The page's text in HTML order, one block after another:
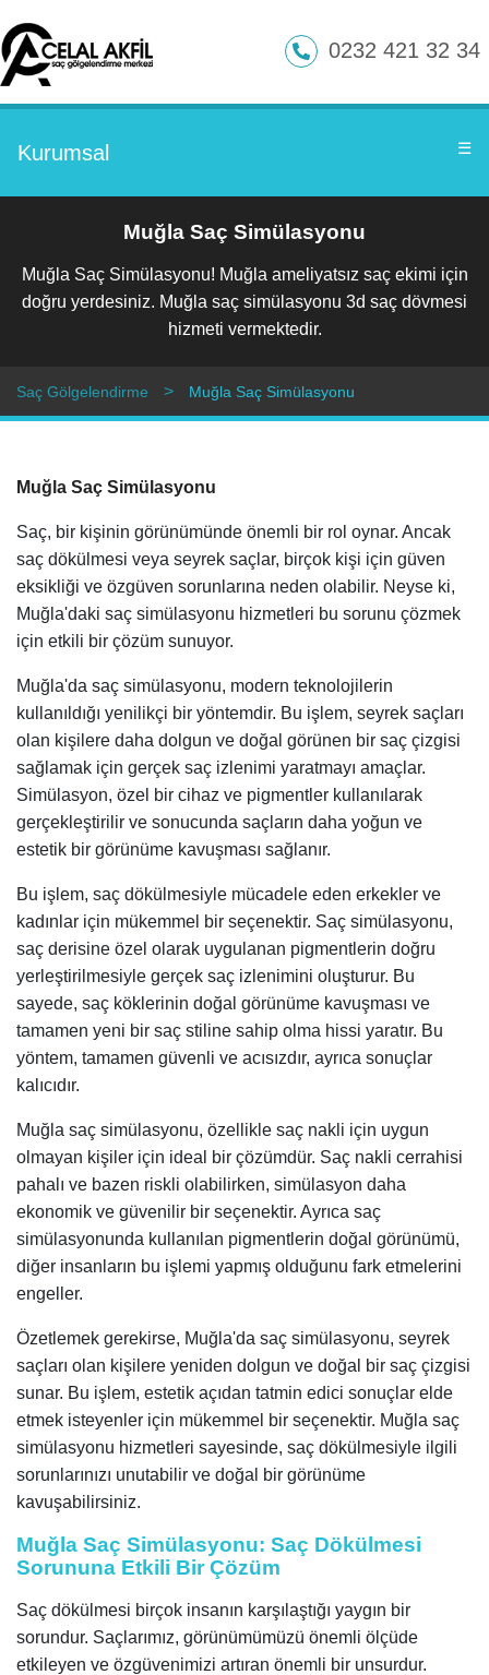
0232 421 32 34
Kurumsal ☰
Muğla Saç Simülasyonu
Muğla Saç Simülasyonu! Muğla ameliyatsız saç ekimi için
doğru yerdesiniz. Muğla saç simülasyonu 3d saç dövmesi
hizmeti vermektedir.
Saç Gölgelendirme Muğla Saç Simülasyonu
Muğla Saç Simülasyonu
Saç, bir kişinin görünümünde önemli bir rol oynar. Ancak
saç dökülmesi veya seyrek saçlar, birçok kişi için güven
eksikliği ve özgüven sorunlarına neden olabilir. Neyse ki,
Muğla'daki saç simülasyonu hizmetleri bu sorunu çözmek
için etkili bir çözüm sunuyor.
Muğla'da saç simülasyonu, modern teknolojilerin
kullanıldığı yenilikçi bir yöntemdir. Bu işlem, seyrek saçları
olan kişilere daha dolgun ve doğal görünen bir saç çizgisi
sağlamak için gerçek saç izlenimi yaratmayı amaçlar.
Simülasyon, özel bir cihaz ve pigmentler kullanılarak
gerçekleştirilir ve sonucunda saçların daha yoğun ve
estetik bir görünüme kavuşması sağlanır.
Bu işlem, saç dökülmesiyle mücadele eden erkekler ve
kadınlar için mükemmel bir seçenektir. Saç simülasyonu,
saç derisine özel olarak uygulanan pigmentlerin doğru
yerleştirilmesiyle gerçek saç izlenimini oluşturur. Bu
sayede, saç köklerinin doğal görünüme kavuşması ve
tamamen yeni bir saç stiline sahip olma hissi yaratır. Bu
yöntem, tamamen güvenli ve acısızdır, ayrıca sonuçlar
kalıcıdır.
Muğla saç simülasyonu, özellikle saç nakli için uygun
olmayan kişiler için ideal bir çözümdür. Saç nakli cerrahisi
pahalı ve bazen riskli olabilirken, simülasyon daha
ekonomik ve güvenilir bir seçenektir. Ayrıca saç
simülasyonunda kullanılan pigmentlerin doğal görünümü,
diğer insanların bu işlemi yapmış olduğunu fark etmelerini
engeller.
Özetlemek gerekirse, Muğla'da saç simülasyonu, seyrek
saçları olan kişilere yeniden dolgun ve doğal bir saç çizgisi
sunar. Bu işlem, estetik açıdan tatmin edici sonuçlar elde
etmek isteyenler için mükemmel bir seçenektir. Muğla saç
simülasyonu hizmetleri sayesinde, saç dökülmesiyle ilgili
sorunlarınızı unutabilir ve doğal bir görünüme
kavuşabilirsiniz.
Muğla Saç Simülasyonu: Saç Dökülmesi
Sorununa Etkili Bir Çözüm
Saç dökülmesi birçok insanın karşılaştığı yaygın bir
sorundur. Saçlarımız, görünümümüzü önemli ölçüde
etkileyen ve özgüvenimizi artıran önemli bir unsurdur.